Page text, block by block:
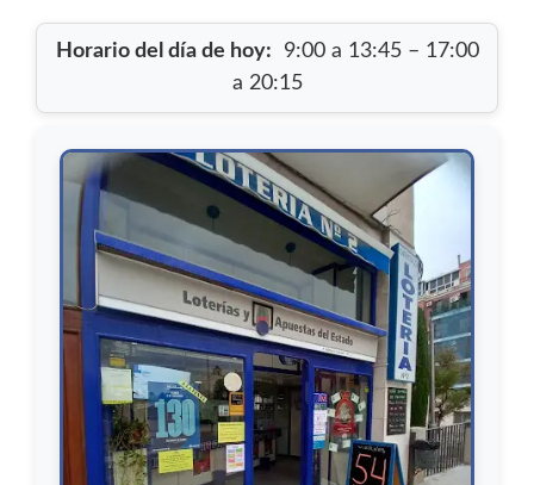
Horario del día de hoy:
9:00 a 13:45 – 17:00
a 20:15